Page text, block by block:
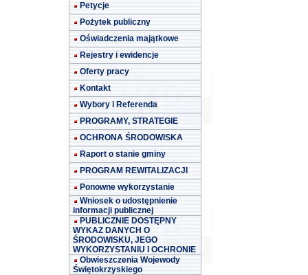
Petycje
Pożytek publiczny
Oświadczenia majątkowe
Rejestry i ewidencje
Oferty pracy
Kontakt
Wybory i Referenda
PROGRAMY, STRATEGIE
OCHRONA ŚRODOWISKA
Raport o stanie gminy
PROGRAM REWITALIZACJI
Ponowne wykorzystanie
Wniosek o udostępnienie
informacji publicznej
PUBLICZNIE DOSTĘPNY
WYKAZ DANYCH O
ŚRODOWISKU, JEGO
WYKORZYSTANIU I OCHRONIE
Obwieszczenia Wojewody
Świętokrzyskiego